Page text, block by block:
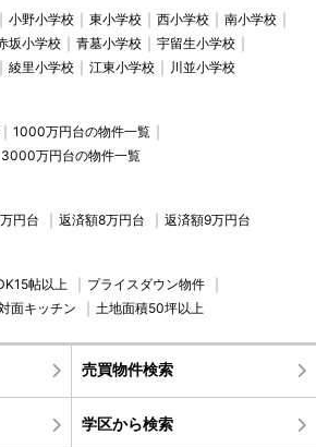
小野小学校 東小学校 西小学校
南小学校
坂小学校 青墓小学校
宇留生小学校
綾里小学校 江東小学校 川並小学校
1000万円台の物件一覧
3000万円台の物件一覧
円台 返済額8万円台 返済額9万円台
帖以上
プライスダウン物件
面キッチン 土地面積50坪以上
売買物件検索
学区から検索